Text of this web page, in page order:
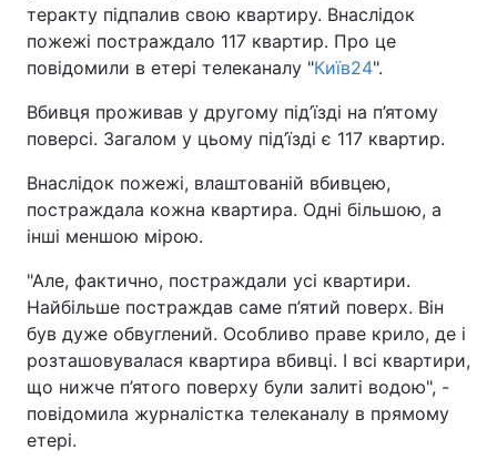
теракту підпалив свою квартиру. Внаслідок
пожежі постраждало 117 квартир. Про це
повідомили в етері телеканалу "Київ24".
Вбивця проживав у другому під’їзді на п’ятому
поверсі. Загалом у цьому під’їзді є 117 квартир.
Внаслідок пожежі, влаштованій вбивцею,
постраждала кожна квартира. Одні більшою, а
інші меншою мірою.
"Але, фактично, постраждали усі квартири.
Найбільше постраждав саме п’ятий поверх. Він
був дуже обвуглений. Особливо праве крило, де і
розташовувалася квартира вбивці. І всі квартири,
що нижче п’ятого поверху були залиті водою", -
повідомила журналістка телеканалу в прямому
етері.